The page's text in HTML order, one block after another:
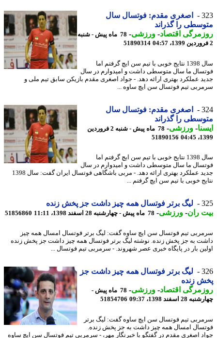
اصغری مقدم: فوتسال سال
را گذراند
اقتصاد-ورزشی-
78 ماه پیش - شنبه
51890314
سال 1398 نتایج خوبی با تیم سن ایچ گرفتم اما
ما سال متوسطی داشت و امیدوارم در سال
عملکرد بهتری ارائه دهد. - جواد اصغری مقدم بازیکن سابق تیم ملی و
تیم فوتسال سن ایچ ساوه ...
اصغری مقدم: فوتسال سال
را گذراند
-ورزشی-
78 ماه پیش - شنبه 2 فروردین
51890156
سال 1398 نتایج خوبی با تیم سن ایچ گرفتم اما
ما سال متوسطی داشت و امیدوارم در سال
جدید عملکرد بهتری ارائه دهد. - مربی باشگاهی فوتسال ایران گفت: سال 1398
خوبی با تیم سن ایچ گرفتم ...
لیگ برتر فوتسال همه چیز داشت جز پخش زنده
ران - ورزشی-78 ماه پیش - چهارشنبه 28 اسفند 1398، 11:11 51856860
تیم فوتسال سن ایچ ساوه گفت: لیگ برتر فوتسال امسال همه چیز
به جز پخش زنده. نوشته لیگ برتر فوتسال همه چیز داشت جز پخش زنده
بار در پایگاه خبری عصر شهروند. - سرمربی تیم فوتسال ...
لیگ برتر فوتسال همه چیز داشت جز
زنده
اقتصاد-ورزشی-
78 ماه پیش -
اسفند 1398، 09:37
51854706
تیم فوتسال سن ایچ ساوه گفت: لیگ برتر
امسال همه چیز داشت به جز پخش زنده.
اصغری مقدم در گفتگو با خبرنگار مهر، - سرمربی تیم فوتسال سن ایچ ساوه